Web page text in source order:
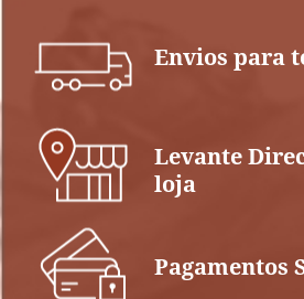
Envios para
Levante
loja
Pagamentos